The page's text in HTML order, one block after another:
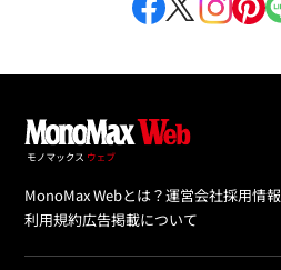
MonoMax Webとは？運営会社採用情報
利用規約広告掲載について